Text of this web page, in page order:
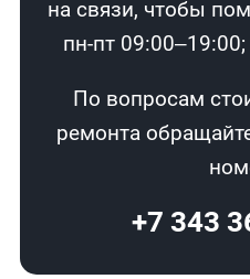
на связи, чтобы
пн-пт
По вопросам
ремонта
+7 343